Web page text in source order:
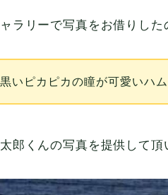
ラリーで写真をお借りし
黒いピカピカの瞳が可愛いハ
郎くんの写真を提供して頂